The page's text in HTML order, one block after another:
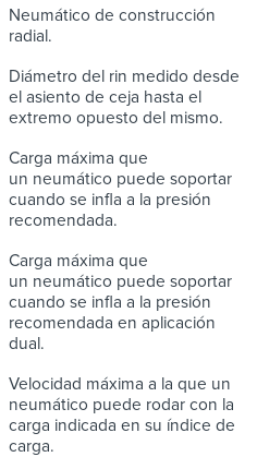
Neumático de construcción
radial.
Diámetro del rin medido desde
el asiento de ceja hasta el
extremo opuesto del mismo.
Carga máxima que
un neumático puede soportar
cuando se infla a la presión
recomendada.
Carga máxima que
un neumático puede soportar
cuando se infla a la presión
recomendada en aplicación
dual.
Velocidad máxima a la que un
neumático puede rodar con la
carga indicada en su índice de
carga.